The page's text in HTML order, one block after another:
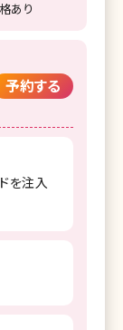
あり
予約する
を注入